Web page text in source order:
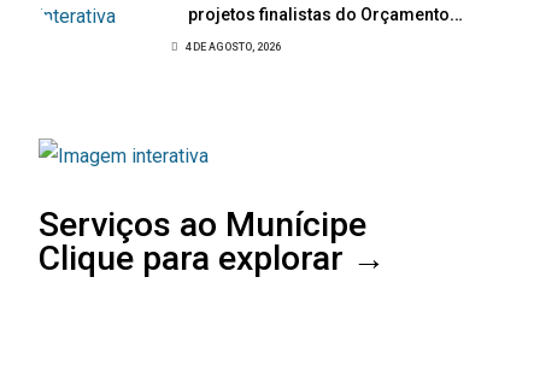
projetos finalistas do Orçamento
Participativo Jovem 2026
4 DE AGOSTO, 2026
Serviços ao Munícipe
Clique para explorar →